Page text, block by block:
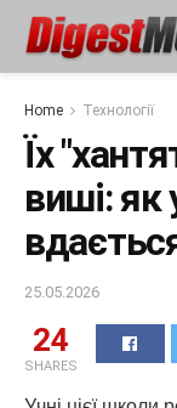
Home Технології
Їх
виші: як
25.05.2026
24
SHARES